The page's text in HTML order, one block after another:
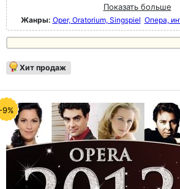
Показать больше
Жанры: Oper, Oratorium, Singspiel Опера,
Хит продаж
9%